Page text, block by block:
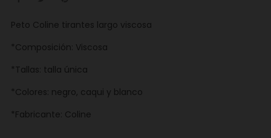
Peto Coline tirantes largo viscosa
*Composición: Viscosa
*Tallas: talla única
*Colores: negro, caqui y blanco
*Fabricante: Coline